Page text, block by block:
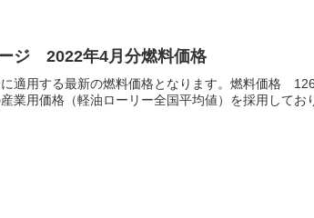
ジ 2022年4月分燃料価格
適用する最新の燃料価格となります。燃料価格
業用価格（軽油ローリー全国平均値）を採用して